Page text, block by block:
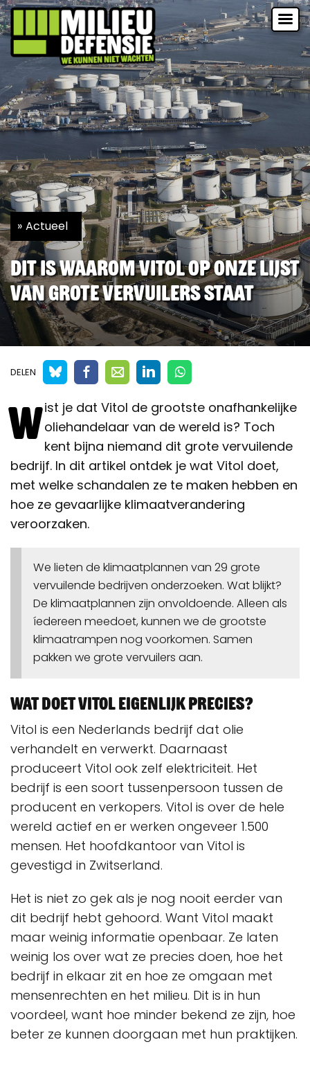
Actueel
Dit is waarom Vitol op onze lijst
van grote vervuilers staat
DELEN
Wist je dat Vitol de grootste onafhankelijke
oliehandelaar van de wereld is? Toch
kent bijna niemand dit grote vervuilende
bedrijf. In dit artikel ontdek je wat Vitol doet,
met welke schandalen ze te maken hebben en
hoe ze gevaarlijke klimaatverandering
veroorzaken.
We lieten de klimaatplannen van 29 grote
vervuilende bedrijven onderzoeken. Wat blijkt?
De klimaatplannen zijn onvoldoende. Alleen als
íedereen meedoet, kunnen we de grootste
klimaatrampen nog voorkomen. Samen
pakken we grote vervuilers aan.
Wat doet Vitol eigenlijk precies?
Vitol is een Nederlands bedrijf dat olie
verhandelt en verwerkt. Daarnaast
produceert Vitol ook zelf elektriciteit. Het
bedrijf is een soort tussenpersoon tussen de
producent en verkopers. Vitol is over de hele
wereld actief en er werken ongeveer 1.500
mensen. Het hoofdkantoor van Vitol is
gevestigd in Zwitserland.
Het is niet zo gek als je nog nooit eerder van
dit bedrijf hebt gehoord. Want Vitol maakt
maar weinig informatie openbaar. Ze laten
weinig los over wat ze precies doen, hoe het
bedrijf in elkaar zit en hoe ze omgaan met
mensenrechten en het milieu. Dit is in hun
voordeel, want hoe minder bekend ze zijn, hoe
beter ze kunnen doorgaan met hun praktijken.